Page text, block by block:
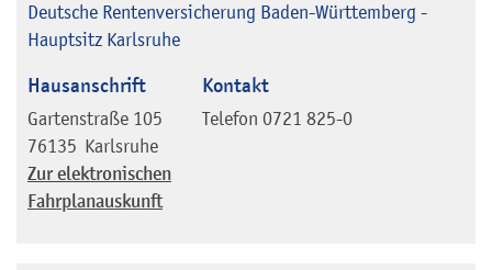
Deutsche Rentenversicherung Baden-Württemberg -
Hauptsitz Karlsruhe
Hausanschrift
Gartenstraße 105
76135 Karlsruhe
Zur elektronischen
Fahrplanauskunft
Kontakt
Telefon 0721 825-0